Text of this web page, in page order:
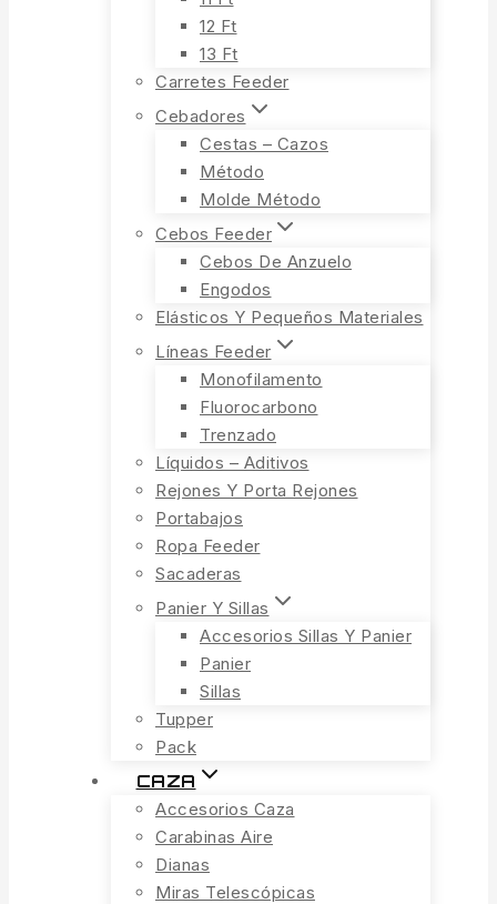
12 Ft
13 Ft
Carretes Feeder
Cebadores
Cestas – Cazos
Método
Molde Método
Cebos Feeder
Cebos De Anzuelo
Engodos
Elásticos Y Pequeños Materiales
Líneas Feeder
Monofilamento
Fluorocarbono
Trenzado
Líquidos – Aditivos
Rejones Y Porta Rejones
Portabajos
Ropa Feeder
Sacaderas
Panier Y Sillas
Accesorios Sillas Y Panier
Panier
Sillas
Tupper
Pack
CAZA
Accesorios Caza
Carabinas Aire
Dianas
Miras Telescópicas